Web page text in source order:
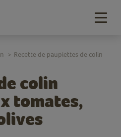
colin
tomates,
> Recette de paupiettes de colin